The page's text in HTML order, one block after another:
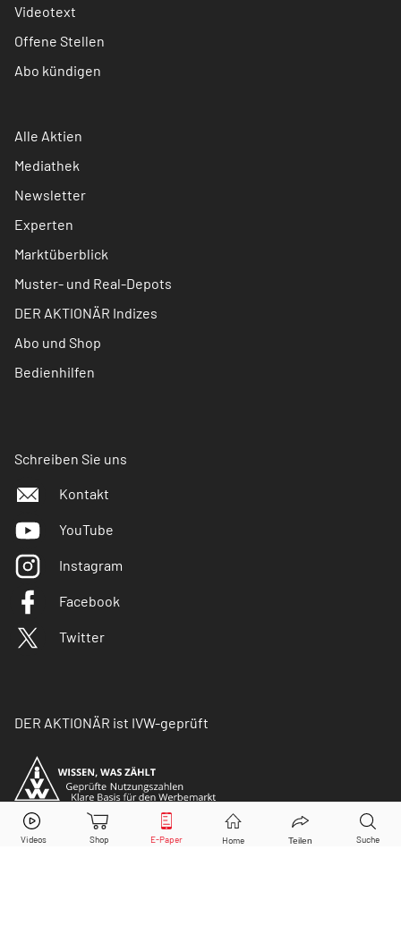
Videotext
Offene Stellen
Abo kündigen
Alle Aktien
Mediathek
Newsletter
Experten
Marktüberblick
Muster- und Real-Depots
DER AKTIONÄR Indizes
Abo und Shop
Bedienhilfen
Schreiben Sie uns
Kontakt
YouTube
Instagram
Facebook
Twitter
DER AKTIONÄR ist IVW-geprüft